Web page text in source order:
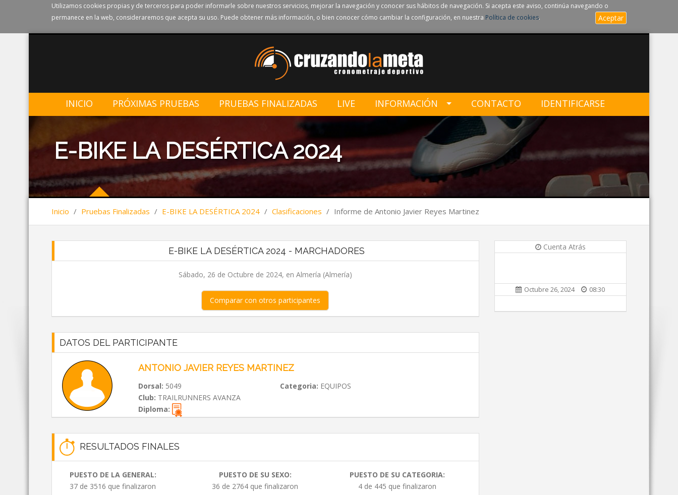
Utilizamos cookies propias y de terceros para poder informarle sobre nuestros servicios, mejorar la navegación y conocer sus hábitos de navegación. Si acepta este aviso, continúa navegando o
permanece en la web, consideraremos que acepta su uso. Puede obtener más información, o bien conocer cómo cambiar la configuración, en nuestra Política de cookies. Aceptar
INICIO PRÓXIMAS PRUEBAS PRUEBAS FINALIZADAS LIVE INFORMACIÓN CONTACTO IDENTIFICARSE
E-BIKE LA DESÉRTICA 2024
Inicio / Pruebas Finalizadas / E-BIKE LA DESÉRTICA 2024 / Clasificaciones / Informe de Antonio Javier Reyes Martinez
E-BIKE LA DESÉRTICA 2024 - MARCHADORES
Sábado, 26 de Octubre de 2024, en Almería (Almería)
Comparar con otros participantes
DATOS DEL PARTICIPANTE
ANTONIO JAVIER REYES MARTINEZ
Dorsal: 5049 Categoria: EQUIPOS
Club: TRAILRUNNERS AVANZA
Diploma:
RESULTADOS FINALES
PUESTO DE LA GENERAL:
37 de 3516 que finalizaron
PUESTO DE SU SEXO:
36 de 2764 que finalizaron
PUESTO DE SU CATEGORIA:
4 de 445 que finalizaron
Cuenta Atrás
Octubre 26, 2024 08:30